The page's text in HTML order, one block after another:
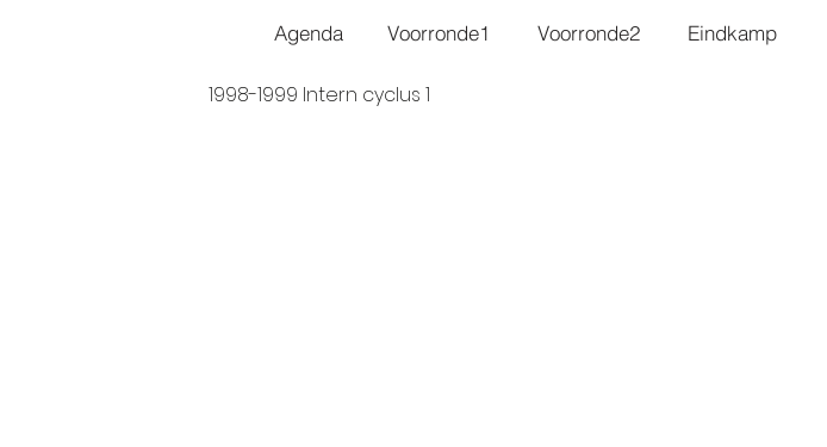
Agenda Voorronde1 Voorronde2 Eindkamp
1998-1999 Intern cyclus 1